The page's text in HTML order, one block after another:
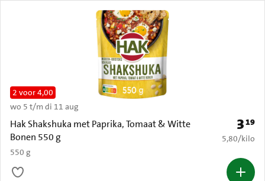
Hak Shakshuka met Paprika, Tomaat & Witte
Bonen 550 g
550 g
2 voor 4,00
wo 5 t/m di 11 aug
Prijs:
319
€ 5,80 per
5,80/kilo